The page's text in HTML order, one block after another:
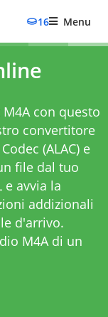
16 Menu
con questo
convertitore
(ALAC) e
file dal tuo
avvia la
addizionali
d'arrivo.
M4A di un